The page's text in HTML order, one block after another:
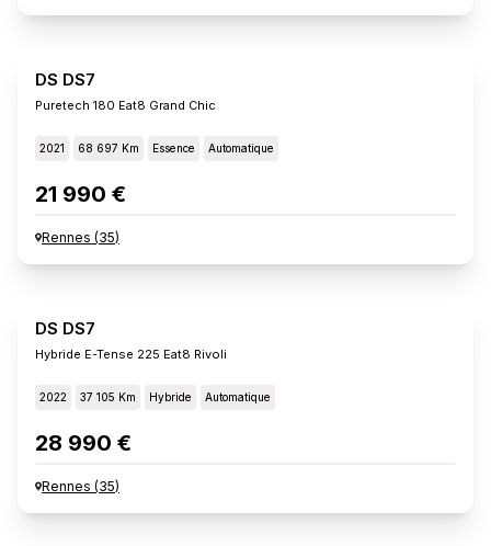
DS DS7
Puretech 180 Eat8 Grand Chic
2021 68 697 Km Essence Automatique
21 990 €
Rennes (35)
DS DS7
Hybride E-Tense 225 Eat8 Rivoli
2022 37 105 Km Hybride Automatique
28 990 €
Rennes (35)